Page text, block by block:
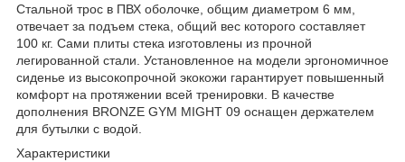
Стальной трос в ПВХ оболочке, общим диаметром 6 мм,
отвечает за подъем стека, общий вес которого составляет
100 кг. Сами плиты стека изготовлены из прочной
легированной стали. Установленное на модели эргономичное
сиденье из высокопрочной экокожи гарантирует повышенный
комфорт на протяжении всей тренировки. В качестве
дополнения BRONZE GYM MIGHT 09 оснащен держателем
для бутылки с водой.
Характеристики